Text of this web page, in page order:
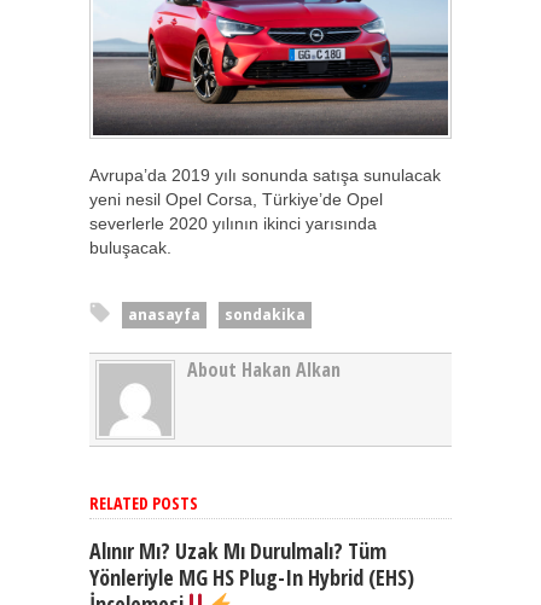
Avrupa’da 2019 yılı sonunda satışa sunulacak
yeni nesil Opel Corsa, Türkiye’de Opel
severlerle 2020 yılının ikinci yarısında
buluşacak.
anasayfa sondakika
About Hakan Alkan
RELATED POSTS
Alınır Mı? Uzak Mı Durulmalı? Tüm
Yönleriyle MG HS Plug-In Hybrid (EHS)